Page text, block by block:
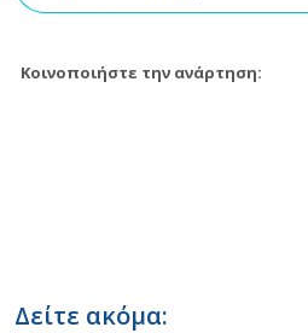
Κοινοποιήστε την ανάρτηση:
Δείτε ακόμα: